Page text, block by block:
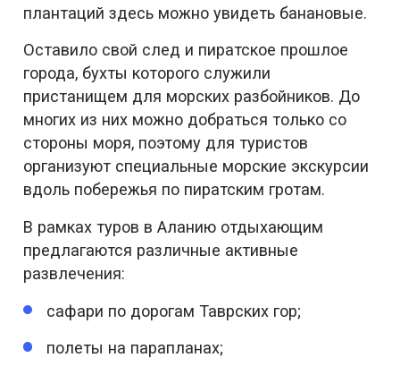
плантаций здесь можно увидеть банановые.
Оставило свой след и пиратское прошлое
города, бухты которого служили
пристанищем для морских разбойников. До
многих из них можно добраться только со
стороны моря, поэтому для туристов
организуют специальные морские экскурсии
вдоль побережья по пиратским гротам.
В рамках туров в Аланию отдыхающим
предлагаются различные активные
развлечения:
сафари по дорогам Таврских гор;
полеты на парапланах;